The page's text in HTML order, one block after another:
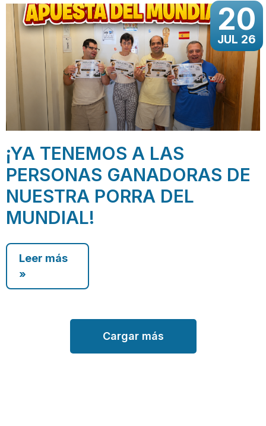
20
JUL 26
¡YA TENEMOS A LAS
PERSONAS GANADORAS DE
NUESTRA PORRA DEL
MUNDIAL!
Leer más
»
Cargar más